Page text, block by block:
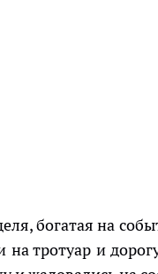
богатая на
на тротуар и